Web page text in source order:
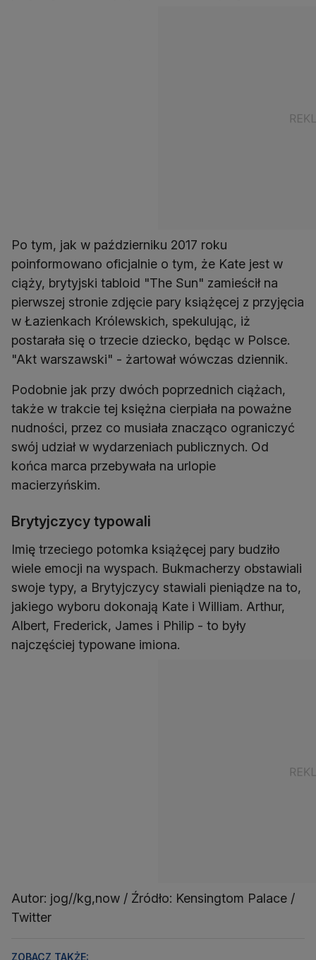
Po tym, jak w październiku 2017 roku
poinformowano oficjalnie o tym, że Kate jest w
ciąży, brytyjski tabloid "The Sun" zamieścił na
pierwszej stronie zdjęcie pary książęcej z przyjęcia
w Łazienkach Królewskich, spekulując, iż
postarała się o trzecie dziecko, będąc w Polsce.
"Akt warszawski" - żartował wówczas dziennik.
Podobnie jak przy dwóch poprzednich ciążach,
także w trakcie tej księżna cierpiała na poważne
nudności, przez co musiała znacząco ograniczyć
swój udział w wydarzeniach publicznych. Od
końca marca przebywała na urlopie
macierzyńskim.
Brytyjczycy typowali
Imię trzeciego potomka książęcej pary budziło
wiele emocji na wyspach. Bukmacherzy obstawiali
swoje typy, a Brytyjczycy stawiali pieniądze na to,
jakiego wyboru dokonają Kate i William. Arthur,
Albert, Frederick, James i Philip - to były
najczęściej typowane imiona.
Autor: jog//kg,now / Źródło: Kensingtom Palace /
Twitter
ZOBACZ TAKŻE: